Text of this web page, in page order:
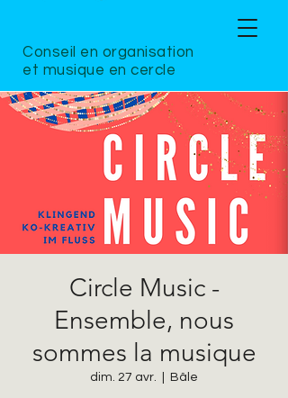
Conseil en organisation
et musique en cercle
Circle Music -
Ensemble, nous
sommes la musique
dim. 27 avr. Bâle